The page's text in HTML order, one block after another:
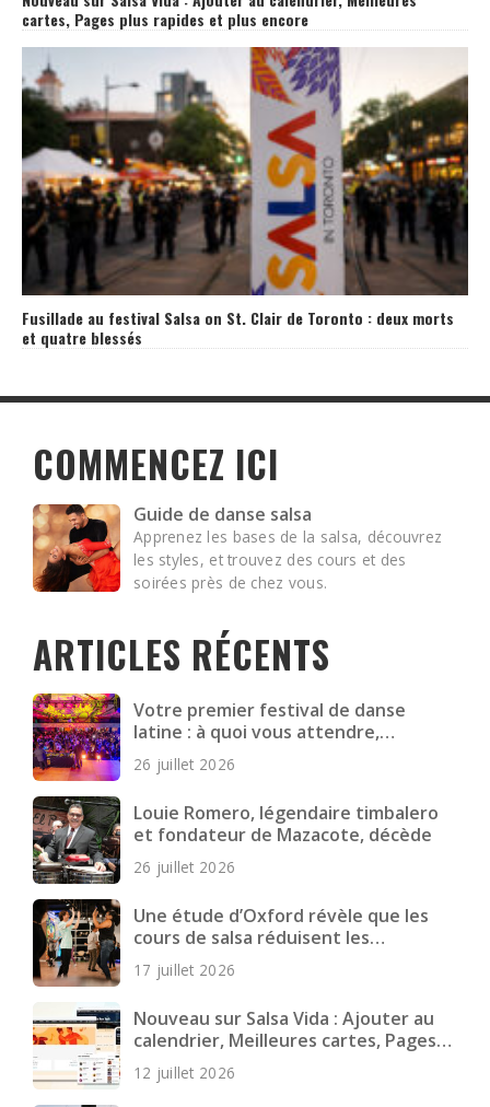
cartes, Pages plus rapides et plus encore
Fusillade au festival Salsa on St. Clair de Toronto : deux morts
et quatre blessés
COMMENCEZ ICI
Guide de danse salsa
Apprenez les bases de la salsa, découvrez
les styles, et trouvez des cours et des
soirées près de chez vous.
ARTICLES RÉCENTS
Votre premier festival de danse
latine : à quoi vous attendre,
comment vous préparer et quoi
emporter
26 juillet 2026
Louie Romero, légendaire timbalero
et fondateur de Mazacote, décède
26 juillet 2026
Une étude d’Oxford révèle que les
cours de salsa réduisent les
symptômes dépressifs chez les
jeunes adultes
17 juillet 2026
Nouveau sur Salsa Vida : Ajouter au
calendrier, Meilleures cartes, Pages
plus rapides et plus encore
12 juillet 2026